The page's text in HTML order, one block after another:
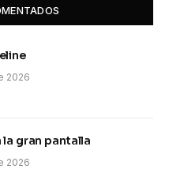
2026
la gran pantalla
2026